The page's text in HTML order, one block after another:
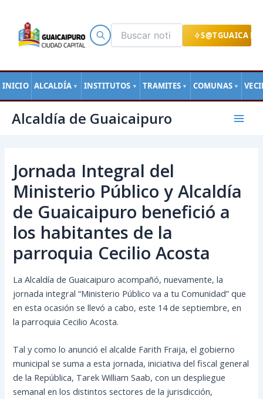
S@TGUAICA
INICIO ALCALDÍA ▼ INSTITUTOS ▼ TRAMITES ▼ COMUNAS ▼
contenido
Alcaldía de Guaicaipuro
Main
Jornada Integral del
Ministerio Público y Alcaldía
de Guaicaipuro benefició a
los habitantes de la
parroquia Cecilio Acosta
La Alcaldía de Guaicaipuro acompañó, nuevamente, la
jornada integral “Ministerio Público va a tu Comunidad” que
en esta ocasión se llevó a cabo, este 14 de septiembre, en
la parroquia Cecilio Acosta.
Tal y como lo anunció el alcalde Farith Fraija, el gobierno
municipal se suma a esta jornada, iniciativa del fiscal general
de la República, Tarek WilliamSaab, con un despliegue
semanal en los distintos sectores de la jurisdicción,
de